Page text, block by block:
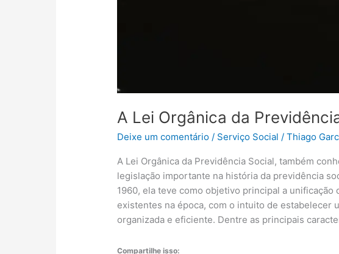
A Lei Orgânica da
Deixe um comentário / Serviço Social /Thiago
A Lei Orgânica da Previdência Social, também
legislação importante na história da previdência
1960, ela teve como objetivo principal a unificação
existentes na época, com o intuito de estabelecer
organizada e eficiente. Dentre as principais
Compartilhe isso: